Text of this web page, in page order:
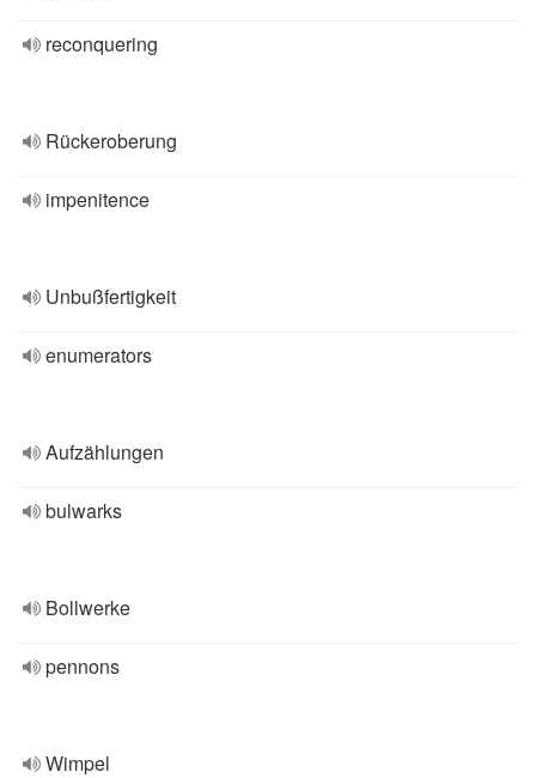
reconquering
Rückeroberung
impenitence
Unbußfertigkeit
enumerators
Aufzählungen
bulwarks
Bollwerke
pennons
Wimpel